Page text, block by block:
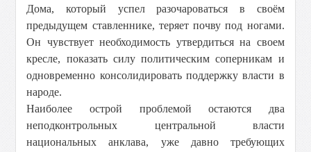
Дома, который успел разочароваться в своём
предыдущем ставленнике, теряет почву под ногами.
Он чувствует необходимость утвердиться на своем
кресле, показать силу политическим соперникам и
одновременно консолидировать поддержку власти в
народе.
Наиболее острой проблемой остаются два
неподконтрольных центральной власти
национальных анклава, уже давно требующих